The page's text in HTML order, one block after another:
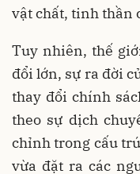
vật chất, tinh thần
Tuy nhiên, thế
đổi lớn, sự ra đời
thay đổi chính
theo sự dịch
chỉnh trong cấu
vừa đặt ra các